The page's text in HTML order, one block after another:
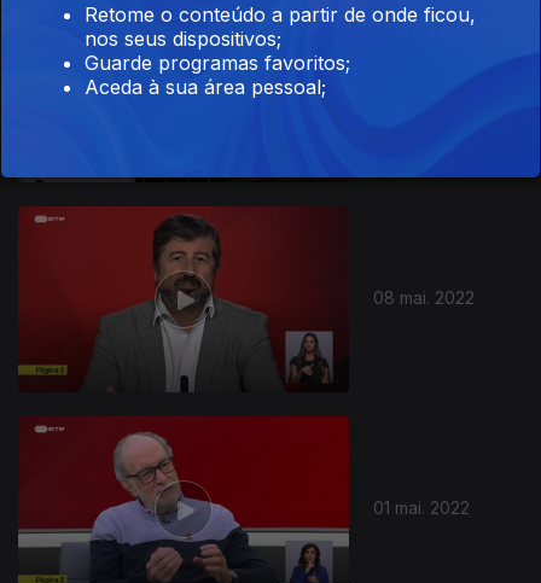
08 mai. 2022
01 mai. 2022
Retome o conteúdo a partir de onde ficou,
nos seus dispositivos;
Guarde programas favoritos;
Aceda à sua área pessoal;